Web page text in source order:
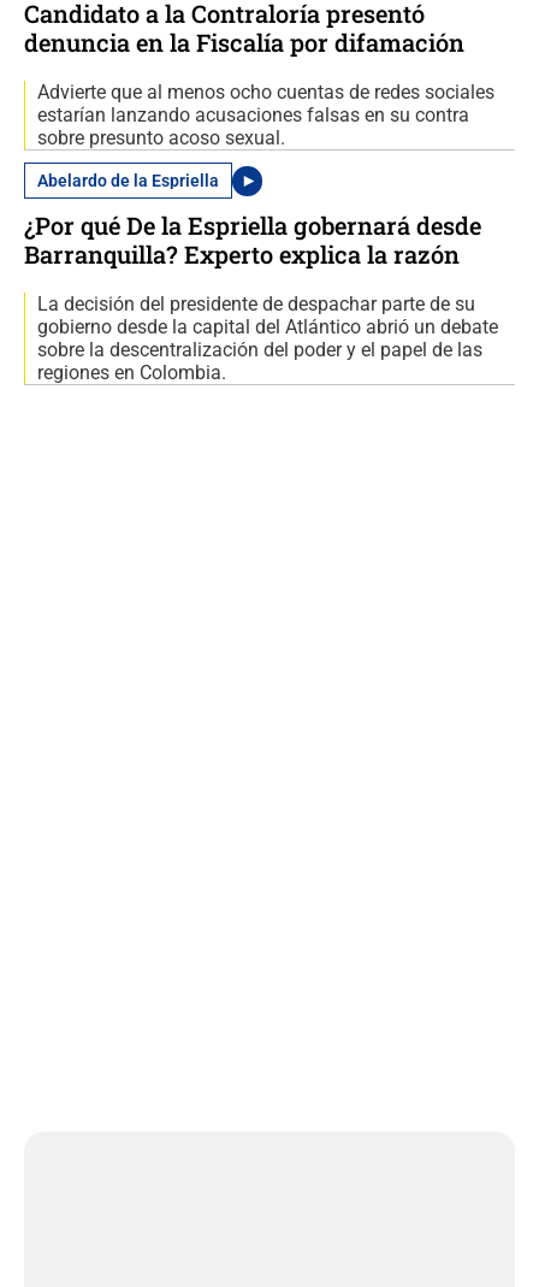
Candidato a la Contraloría presentó
denuncia en la Fiscalía por difamación
Advierte que al menos ocho cuentas de redes sociales
estarían lanzando acusaciones falsas en su contra
sobre presunto acoso sexual.
Abelardo de la Espriella
¿Por qué De la Espriella gobernará desde
Barranquilla? Experto explica la razón
La decisión del presidente de despachar parte de su
gobierno desde la capital del Atlántico abrió un debate
sobre la descentralización del poder y el papel de las
regiones en Colombia.